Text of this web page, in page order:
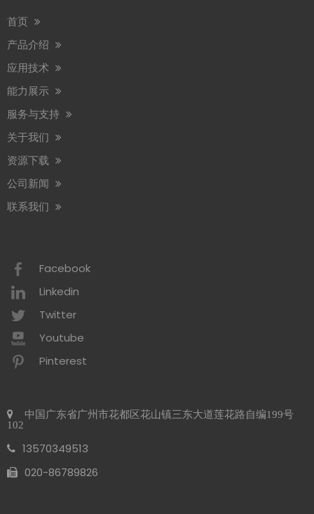
我们很高兴地通知您，我们将参加 2026 年 4 月 14 日至 17 日举行
我们很高兴地通知您，我们将参加 2026 年 4 月 14 日至 17 日举行
首页
产品介绍
应用技术
能力展示
服务与支持
关于我们
资源下载
公司新闻
联系我们
Facebook
Linkedin
Twitter
Youtube
Pinterest
中国广东省广州市花都区花山镇三东大道莲花路自编199号
102
13570349513
020-86789826​​​​​​​